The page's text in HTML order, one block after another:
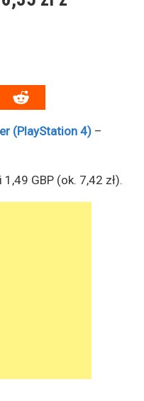
(PlayStation 4) –
GBP (ok. 7,42 zł).